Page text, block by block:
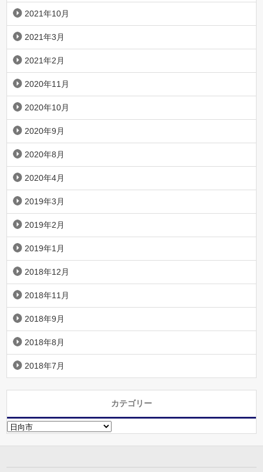
2021年10月
2021年3月
2021年2月
2020年11月
2020年10月
2020年9月
2020年8月
2020年4月
2019年3月
2019年2月
2019年1月
2018年12月
2018年11月
2018年9月
2018年8月
2018年7月
カテゴリー
カ